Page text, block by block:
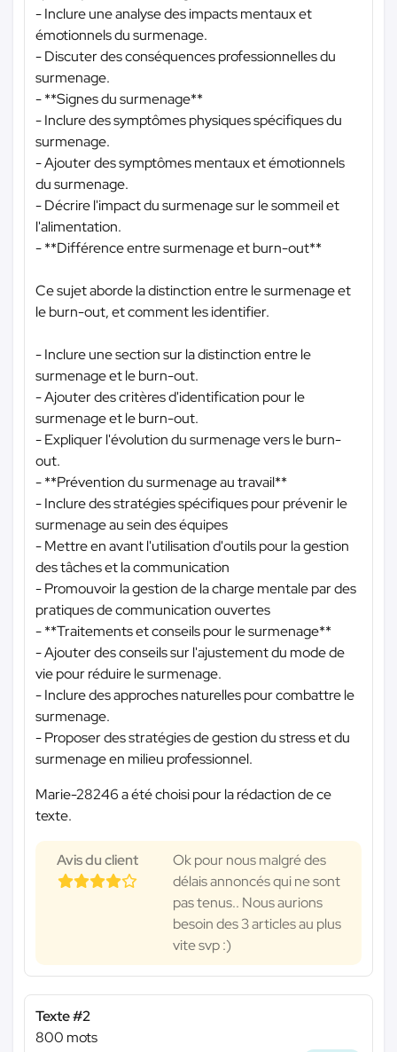
- Inclure une analyse des impacts mentaux et
émotionnels du surmenage.
- Discuter des conséquences professionnelles du
surmenage.
- **Signes du surmenage**
- Inclure des symptômes physiques spécifiques du
surmenage.
- Ajouter des symptômes mentaux et émotionnels
du surmenage.
- Décrire l'impact du surmenage sur le sommeil et
l'alimentation.
- **Différence entre surmenage et burn-out**
Ce sujet aborde la distinction entre le surmenage et
le burn-out, et comment les identifier.
- Inclure une section sur la distinction entre le
surmenage et le burn-out.
- Ajouter des critères d'identification pour le
surmenage et le burn-out.
- Expliquer l'évolution du surmenage vers le burn-
out.
- **Prévention du surmenage au travail**
- Inclure des stratégies spécifiques pour prévenir le
surmenage au sein des équipes
- Mettre en avant l'utilisation d'outils pour la gestion
des tâches et la communication
- Promouvoir la gestion de la charge mentale par des
pratiques de communication ouvertes
- **Traitements et conseils pour le surmenage**
- Ajouter des conseils sur l'ajustement du mode de
vie pour réduire le surmenage.
- Inclure des approches naturelles pour combattre le
surmenage.
- Proposer des stratégies de gestion du stress et du
surmenage en milieu professionnel.
Marie-28246 a été choisi pour la rédaction de ce
texte.
Avis du client
Ok pour nous malgré des
délais annoncés qui ne sont
pas tenus.. Nous aurions
besoin des 3 articles au plus
vite svp :)
Texte #2
800 mots